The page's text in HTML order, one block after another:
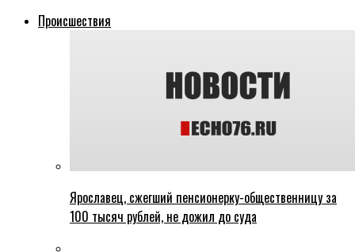
Происшествия
Ярославец, сжегший пенсионерку-общественницу за
100 тысяч рублей, не дожил до суда